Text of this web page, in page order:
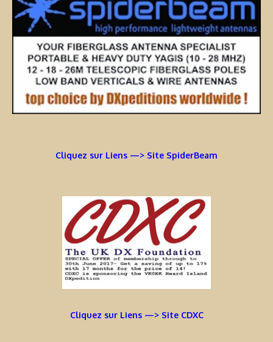
Cliquez sur Liens —> Site SpiderBeam
Cliquez sur Liens —> Site CDXC